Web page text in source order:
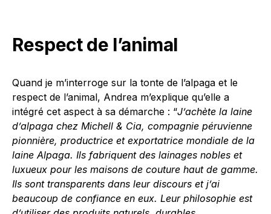
Respect de l’animal
Quand je m’interroge sur la tonte de l’alpaga et le
respect de l’animal, Andrea m’explique qu’elle a
intégré cet aspect à sa démarche : “J’achète la laine
d’alpaga chez Michell & Cia, compagnie péruvienne
pionnière, productrice et exportatrice mondiale de la
laine Alpaga. Ils fabriquent des lainages nobles et
luxueux pour les maisons de couture haut de gamme.
Ils sont transparents dans leur discours et j’ai
beaucoup de confiance en eux. Leur philosophie est